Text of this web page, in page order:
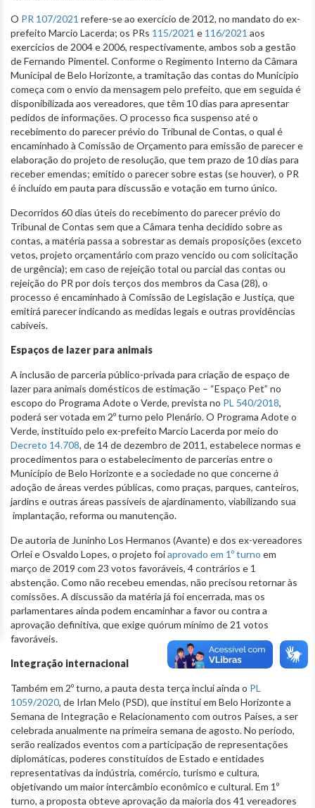
O PR 107/2021 refere-se ao exercício de 2012, no mandato do ex-
prefeito Marcio Lacerda; os PRs 115/2021 e 116/2021 aos
exercícios de 2004 e 2006, respectivamente, ambos sob a gestão
de Fernando Pimentel. Conforme o Regimento Interno da Câmara
Municipal de Belo Horizonte, a tramitação das contas do Município
começa com o envio da mensagem pelo prefeito, que em seguida é
disponibilizada aos vereadores, que têm 10 dias para apresentar
pedidos de informações. O processo fica suspenso até o
recebimento do parecer prévio do Tribunal de Contas, o qual é
encaminhado à Comissão de Orçamento para emissão de parecer e
elaboração do projeto de resolução, que tem prazo de 10 dias para
receber emendas; emitido o parecer sobre estas (se houver), o PR
é incluído em pauta para discussão e votação em turno único.
Decorridos 60 dias úteis do recebimento do parecer prévio do
Tribunal de Contas sem que a Câmara tenha decidido sobre as
contas, a matéria passa a sobrestar as demais proposições (exceto
vetos, projeto orçamentário com prazo vencido ou com solicitação
de urgência); em caso de rejeição total ou parcial das contas ou
rejeição do PR por dois terços dos membros da Casa (28), o
processo é encaminhado à Comissão de Legislação e Justiça, que
emitirá parecer indicando as medidas legais e outras providências
cabíveis.
Espaços de lazer para animais
A inclusão de parceria público-privada para criação de espaço de
lazer para animais domésticos de estimação – “Espaço Pet” no
escopo do Programa Adote o Verde, prevista no PL 540/2018,
poderá ser votada em 2º turno pelo Plenário. O Programa Adote o
Verde, instituído pelo ex-prefeito Marcio Lacerda por meio do
Decreto 14.708, de 14 de dezembro de 2011, estabelece normas e
procedimentos para o estabelecimento de parcerias entre o
Município de Belo Horizonte e a sociedade no que concerneà
adoção de áreas verdes públicas, como praças, parques, canteiros,
jardins e outras áreas passíveis de ajardinamento, viabilizando sua
implantação, reforma ou manutenção.
De autoria de Juninho Los Hermanos (Avante) e dos ex-vereadores
Orlei e Osvaldo Lopes, o projeto foiaprovado em 1º turno em
março de 2019 com 23 votos favoráveis, 4 contrários e 1
abstenção. Como não recebeu emendas, não precisou retornar às
comissões. A discussão da matéria já foi encerrada, mas os
parlamentares ainda podem encaminhar a favor ou contra a
aprovação definitiva, que exige quórum mínimo de 21 votos
favoráveis.
Integração internacional
Também em 2º turno, a pauta desta terça inclui ainda o PL
1059/2020, de Irlan Melo (PSD), que institui em Belo Horizonte a
Semana de Integração e Relacionamento com outros Países, a ser
celebrada anualmente na primeira semana de agosto. No período,
serão realizados eventos com a participação de representações
diplomáticas, poderes constituídos de Estado e entidades
representativas da indústria, comércio, turismo e cultura,
objetivando um maior intercâmbio econômico e cultural. Em 1º
turno, a proposta obteve aprovação da maioria dos 41 vereadores